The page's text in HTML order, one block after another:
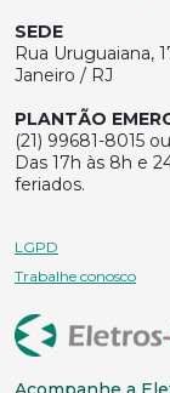
SEDE
Rua Uruguaiana,
Janeiro / RJ
PLANTÃO
(21) 99681-8015
Das 17h às 8h e
feriados.
LGPD
Trabalhe conosco